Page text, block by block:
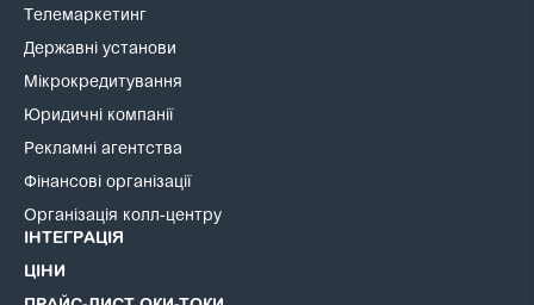
Телемаркетинг
Державні установи
Мікрокредитування
Юридичні компанії
Рекламні агентства
Фінансові організації
Організація колл-центру
ІНТЕГРАЦІЯ
ЦІНИ